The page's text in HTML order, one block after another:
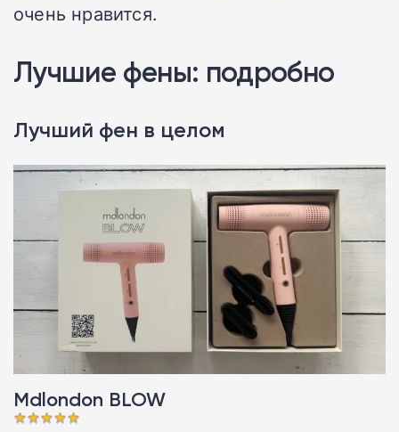
очень нравится.
Лучшие фены: подробно
Лучший фен в целом
Mdlondon BLOW󠁩󠁩󠁩󠁩󠁩󠁩